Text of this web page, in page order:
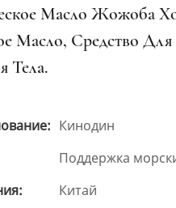
Масло Жожоба
Масло, Средство
Тела.
Кинодин
Поддержка
Китай